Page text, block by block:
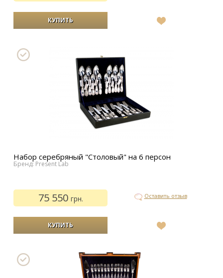
Набор серебряный "Столовый" на 6 персон
Бренд: Present Lab
75 550 грн. Оставить отзыв